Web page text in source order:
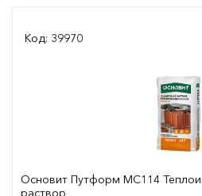
Код: 39970
Основит Путформ МС114
раствор